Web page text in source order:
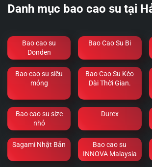
Danh mục bao cao su tại
Bao cao su
Donden
Bao Cao Su Bi
Bao cao su siêu
mỏng
Bao Cao Su Kéo
Dài Thời Gian.
Bao cao su size
nhỏ
Durex
Sagami Nhật Bản
Bao cao su
INNOVA Malaysia